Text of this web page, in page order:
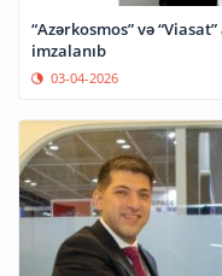
“Azərkosmos” və
imzalanıb
03-04-2026